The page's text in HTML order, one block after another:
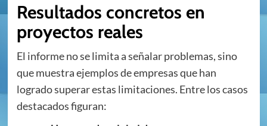
Resultados concretos en
proyectos reales
El informe no se limita a señalar problemas, sino
que muestra ejemplos de empresas que han
logrado superar estas limitaciones. Entre los casos
destacados figuran: